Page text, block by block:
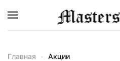
Перейти к содержимому
Главная Акции